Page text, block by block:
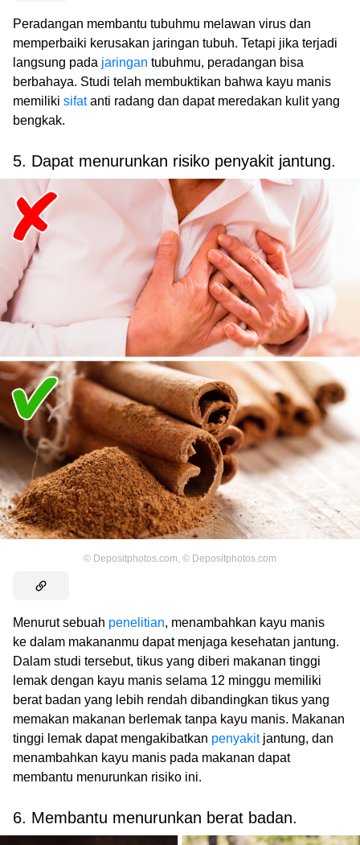
Peradangan membantu tubuhmu melawan virus dan
memperbaiki kerusakan jaringan tubuh. Tetapi jika terjadi
langsung pada jaringan tubuhmu, peradangan bisa
berbahaya. Studi telah membuktikan bahwa kayu manis
memiliki sifatanti radang dan dapat meredakan kulit yang
bengkak.
5. Dapat menurunkan risiko penyakit jantung.
© Depositphotos.com © Depositphotos.com
Menurut sebuah penelitian, menambahkan kayu manis
ke dalam makananmu dapat menjaga kesehatan jantung.
Dalam studi tersebut, tikus yang diberi makanan tinggi
lemak dengan kayu manis selama 12 minggu memiliki
berat badan yang lebih rendah dibandingkan tikus yang
memakan makanan berlemak tanpa kayu manis. Makanan
tinggi lemak dapat mengakibatkan penyakitjantung, dan
menambahkan kayu manis pada makanan dapat
membantu menurunkan risiko ini.
6. Membantu menurunkan berat badan.